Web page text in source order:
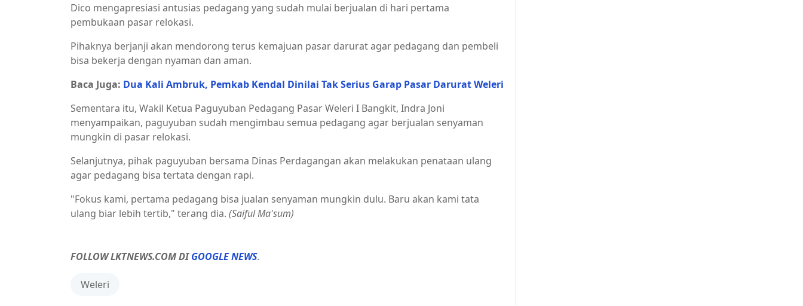
Dico mengapresiasi antusias pedagang yang sudah mulai berjualan di hari pertama
pembukaan pasar relokasi.
Pihaknya berjanji akan mendorong terus kemajuan pasar darurat agar pedagang dan pembeli
bisa bekerja dengan nyaman dan aman.
Baca Juga: Dua Kali Ambruk, Pemkab Kendal Dinilai Tak Serius Garap Pasar Darurat Weleri
Sementara itu, Wakil Ketua Paguyuban Pedagang Pasar Weleri I Bangkit, Indra Joni
menyampaikan, paguyuban sudah mengimbau semua pedagang agar berjualan senyaman
mungkin di pasar relokasi.
Selanjutnya, pihak paguyuban bersama Dinas Perdagangan akan melakukan penataan ulang
agar pedagang bisa tertata dengan rapi.
"Fokus kami, pertama pedagang bisa jualan senyaman mungkin dulu. Baru akan kami tata
ulang biar lebih tertib," terang dia. (Saiful Ma'sum)
FOLLOW LKTNEWS.COM DIGOOGLE NEWS.
Weleri